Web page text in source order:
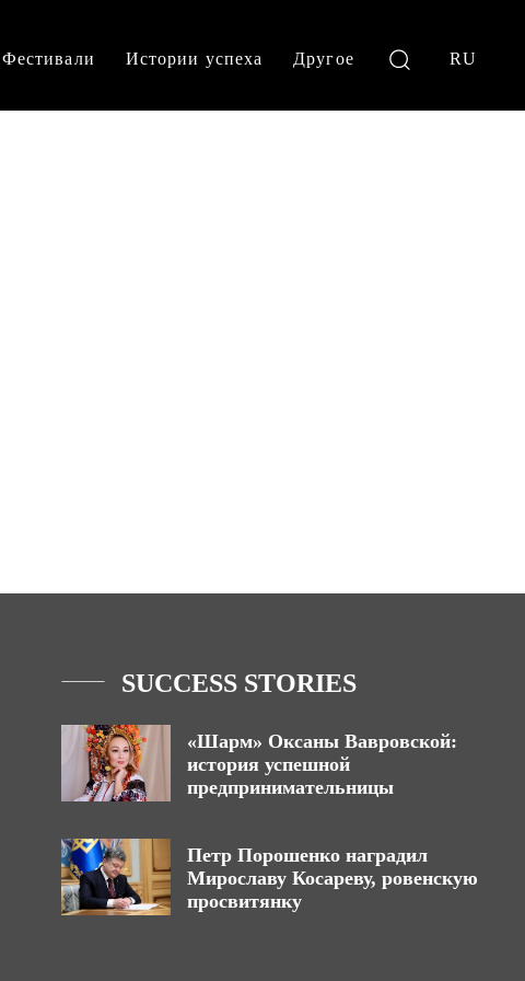
Фестивали Истории успеха Другое RU
SUCCESS STORIES
«Шарм» Оксаны Вавровской:
история успешной
предпринимательницы
Петр Порошенко наградил
Мирославу Косареву, ровенскую
просвитянку